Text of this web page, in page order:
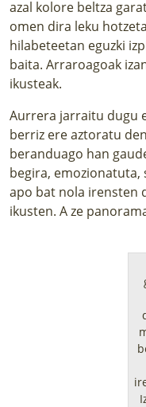
azal kolore beltza
omen dira leku
hilabeteetan eguzki
baita. Arraroagoak
ikusteak.
Aurrera jarraitu dugu
berriz ere aztoratu
beranduago han
begira,
apo bat nola irensten
ikusten. A ze